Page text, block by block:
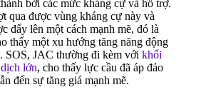
bởi các mức kháng cự và hỗ trợ.
qua được vùng kháng cự này và
đẩy lên một cách mạnh mẽ, đó là
thấy một xu hướng tăng năng động
SOS, JAC thường đi kèm với khối
lớn, cho thấy lực cầu đã áp đảo
đến sự tăng giá mạnh mẽ.